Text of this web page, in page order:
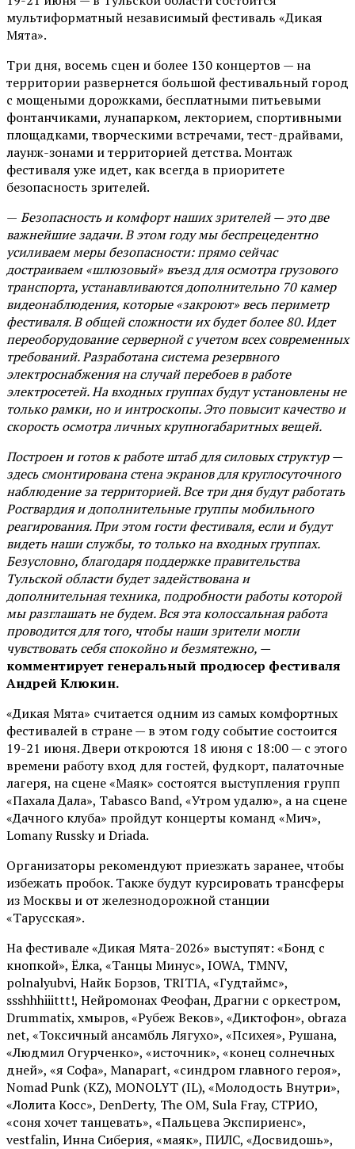
мультиформатный независимый фестиваль «Дикая
Мята».
Три дня, восемь сцен и более 130 концертов — на
территории развернется большой фестивальный город
с мощеными дорожками, бесплатными питьевыми
фонтанчиками, лунапарком, лекторием, спортивными
площадками, творческими встречами, тест-драйвами,
лаунж-зонами и территорией детства. Монтаж
фестиваля уже идет, как всегда в приоритете
безопасность зрителей.
— Безопасность и комфорт наших зрителей — это две
важнейшие задачи. В этом году мы беспрецедентно
усиливаем меры безопасности: прямо сейчас
достраиваем «шлюзовый» въезд для осмотра грузового
транспорта, устанавливаются дополнительно 70 камер
видеонаблюдения, которые «закроют» весь периметр
фестиваля. В общей сложности их будет более 80. Идет
переоборудование серверной с учетом всех современных
требований. Разработана система резервного
электроснабжения на случай перебоев в работе
электросетей. На входных группах будут установлены не
только рамки, но и интроскопы. Это повысит качество и
скорость осмотра личных крупногабаритных вещей.
Построен и готов к работе штаб для силовых структур —
здесь смонтирована стена экранов для круглосуточного
наблюдение за территорией. Все три дня будут работать
Росгвардия и дополнительные группы мобильного
реагирования. При этом гости фестиваля, если и будут
видеть наши службы, то только на входных группах.
Безусловно, благодаря поддержке правительства
Тульской области будет задействована и
дополнительная техника, подробности работы которой
мы разглашать не будем. Вся эта колоссальная работа
проводится для того, чтобы наши зрители могли
чувствовать себя спокойно и безмятежно, —
комментирует генеральный продюсер фестиваля
Андрей Клюкин.
«Дикая Мята» считается одним из самых комфортных
фестивалей в стране — в этом году событие состоится
19-21 июня. Двери откроются 18 июня с 18:00 — с этого
времени работу вход для гостей, фудкорт, палаточные
лагеря, на сцене «Маяк» состоятся выступления групп
«Пахала Дала», Tabasco Band, «Утром удалю», а на сцене
«Дачного клуба» пройдут концерты команд «Мич»,
Lomany Russky и Driada.
Организаторы рекомендуют приезжать заранее, чтобы
избежать пробок. Также будут курсировать трансферы
из Москвы и от железнодорожной станции
«Тарусская».
На фестивале «Дикая Мята-2026» выступят: «Бонд с
кнопкой», Ёлка, «Танцы Минус», IOWA, TMNV,
polnalyubvi, Найк Борзов, TRITIA, «Гудтаймс»,
ssshhhiiittt!, Нейромонах Феофан, Драгни с оркестром,
Drummatix, хмыров, «Рубеж Веков», «Диктофон», obraza
net, «Токсичный ансамбль Лягухо», «Психея», Рушана,
«Людмил Огурченко», «источник», «конец солнечных
дней», «я Софа», Manapart, «синдром главного героя»,
Nomad Punk (KZ), MONOLYT (IL), «Молодость Внутри»,
«Лолита Косс», DenDerty, The OM, Sula Fray, СТРИО,
«соня хочет танцевать», «Пальцева Экспириенс»,
vestfalin, Инна Сиберия, «маяк», ПИЛС, «Досвидошь»,